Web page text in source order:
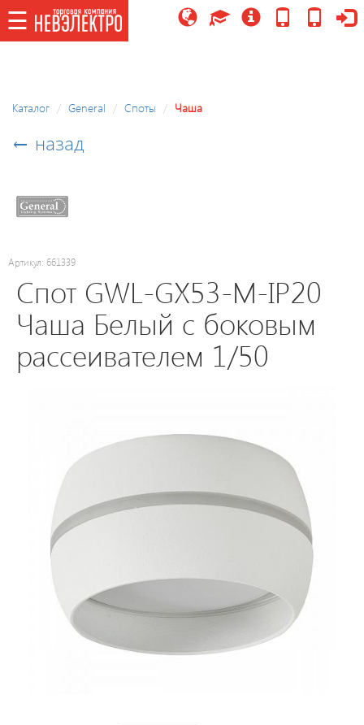
☰☰
светильники/
модули
Праздничное
Точечные
Лампы
накаливания/
галоген/
энергосберегающие
лампы
Каталог General Споты Чаша
← назад
Артикул: 661339
Спот GWL-GX53-M-IP20
Чаша Белый с боковым
рассеивателем 1/50